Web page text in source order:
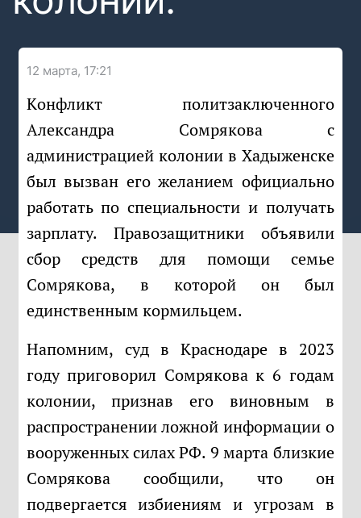
12 марта, 17:21
Конфликт политзаключенного
Александра Сомрякова с
администрацией колонии в Хадыженске
был вызван его желанием официально
работать по специальности и получать
зарплату. Правозащитники объявили
сбор средств для помощи семье
Сомрякова, в которой он был
единственным кормильцем.
Напомним, суд в Краснодаре в 2023
году приговорил Сомрякова к 6 годам
колонии, признав его виновным в
распространении ложной информации о
вооруженных силах РФ. 9 марта близкие
Сомрякова сообщили, что он
подвергается избиениям и угрозам в